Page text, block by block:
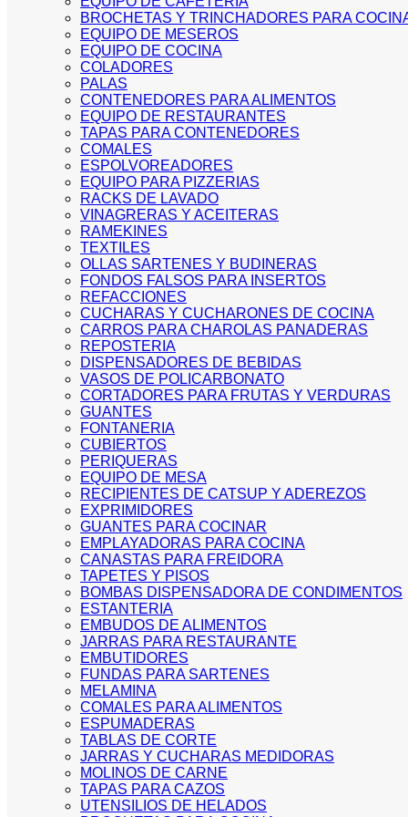
BROCHETAS Y TRINCHADORES PARA
EQUIPO DE MESEROS
EQUIPO DE COCINA
COLADORES
PALAS
CONTENEDORES PARA ALIMENTOS
EQUIPO DE RESTAURANTES
TAPAS PARA CONTENEDORES
COMALES
ESPOLVOREADORES
EQUIPO PARA PIZZERIAS
RACKS DE LAVADO
VINAGRERAS Y ACEITERAS
RAMEKINES
TEXTILES
OLLAS SARTENES Y BUDINERAS
FONDOS FALSOS PARA INSERTOS
REFACCIONES
CUCHARAS Y CUCHARONES DE COCINA
CARROS PARA CHAROLAS PANADERAS
REPOSTERIA
DISPENSADORES DE BEBIDAS
VASOS DE POLICARBONATO
CORTADORES PARA FRUTAS Y VERDURAS
GUANTES
FONTANERIA
CUBIERTOS
PERIQUERAS
EQUIPO DE MESA
RECIPIENTES DE CATSUP Y ADEREZOS
EXPRIMIDORES
GUANTES PARA COCINAR
EMPLAYADORAS PARA COCINA
CANASTAS PARA FREIDORA
TAPETES Y PISOS
BOMBAS DISPENSADORA DE CONDIMENTOS
ESTANTERIA
EMBUDOS DE ALIMENTOS
JARRAS PARA RESTAURANTE
EMBUTIDORES
FUNDAS PARA SARTENES
MELAMINA
COMALES PARA ALIMENTOS
ESPUMADERAS
TABLAS DE CORTE
JARRAS Y CUCHARAS MEDIDORAS
MOLINOS DE CARNE
TAPAS PARA CAZOS
UTENSILIOS DE HELADOS